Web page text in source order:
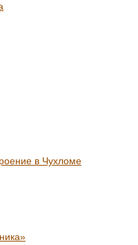
в Чухломе